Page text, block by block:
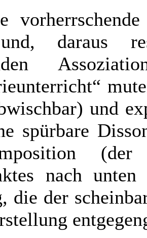
daraus
und
spürbare
(der
nach
die der